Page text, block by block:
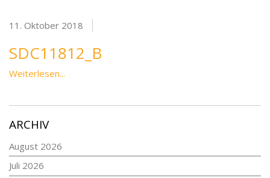
11. Oktober 2018
SDC11812_B
Weiterlesen...
ARCHIV
August 2026
Juli 2026